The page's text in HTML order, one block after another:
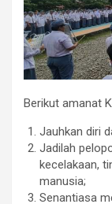
Berikut amanat
Jauhkan diri
Jadilah
kecelakaan,
manusia;
Senantiasa